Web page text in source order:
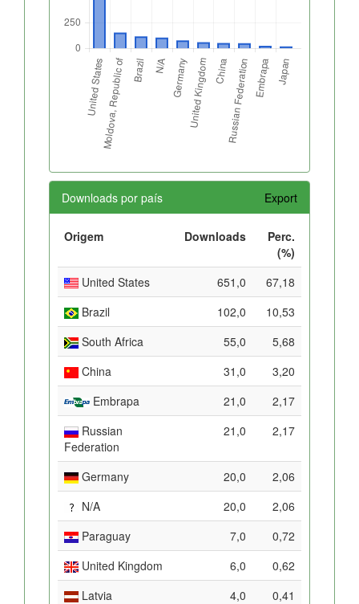
Downloads por país Export
Origem Downloads
Perc.
(%)
United States
651,0
67,18
Brazil
102,0
10,53
South Africa
55,0
5,68
China
31,0
3,20
Embrapa
21,0
2,17
Russian
Federation
21,0 2,17
Germany 20,0
2,06
N/A
20,0
2,06
Paraguay
7,0
0,72
United Kingdom
6,0
0,62
Latvia
4,0
0,41